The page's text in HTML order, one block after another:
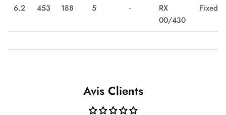
6.2 453 188 5 -
RX
00/430
Fixed
Avis Clients